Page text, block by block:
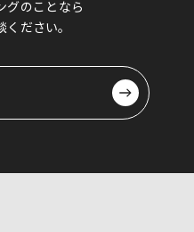
グのことなら
ださい。